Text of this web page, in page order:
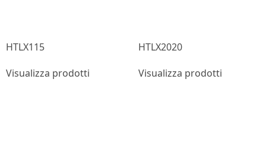
HTLX115
Visualizza prodotti
HTLX2020
Visualizza prodotti